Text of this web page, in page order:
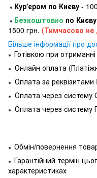
● Кур'єром по Києву -
● Безкоштовно по Києву
1500 грн. (Тимчасово не
Більше інформації про
● Готівкою при отриманні
● Онлайн оплата
● Оплата за реквізитами
● Оплата через систему
● Оплата через систему
● Обмін/повернення
● Гарантійний термін
характеристиках